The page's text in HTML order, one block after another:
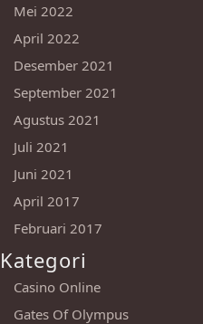
Mei 2022
April 2022
Desember 2021
September 2021
Agustus 2021
Juli 2021
Juni 2021
April 2017
Februari 2017
Kategori
Casino Online
Gates Of Olympus